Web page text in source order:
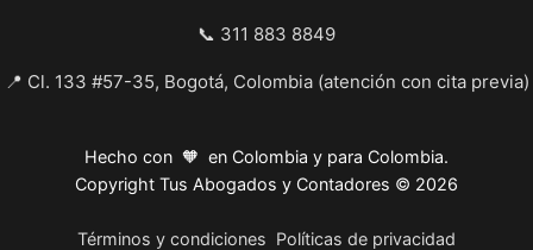
📞 311 883 8849
📍 Cl. 133 #57-35, Bogotá, Colombia (atención con cita previa)
Hecho con 🧡 en Colombia y para Colombia.
Copyright Tus Abogados y Contadores © 2026
Términos y condiciones Políticas de privacidad